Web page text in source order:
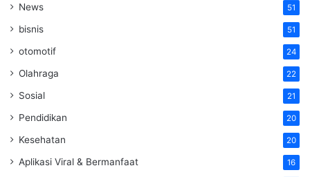
News 51
bisnis 51
otomotif 24
Olahraga 22
Sosial 21
Pendidikan 20
Kesehatan 20
Aplikasi Viral & Bermanfaat 16